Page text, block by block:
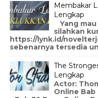
Membakar
Lengkap
Yang
silahkan
https://lynk.id/
sebenarnya tersedia
The
Lengkap
Actor:
Online Bab